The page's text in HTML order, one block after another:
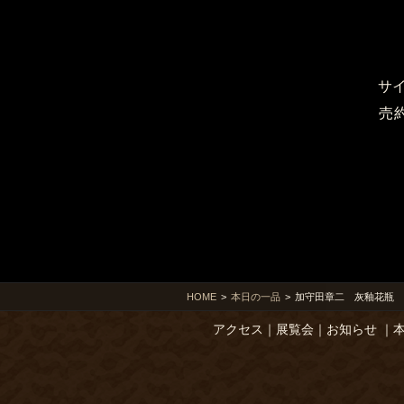
サ
売
HOME > 本日の一品 > 加守田章二 灰釉花瓶
アクセス ｜ 展覧会｜ お知らせ｜